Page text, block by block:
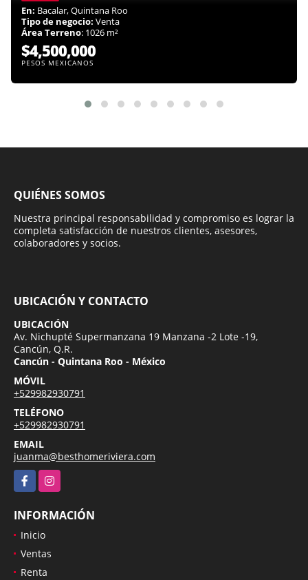
En: Bacalar, Quintana Roo
Tipo de negocio: Venta
Área Terreno: 1026 m²
$4,500,000
PESOS MEXICANOS
QUIÉNES SOMOS
Nuestra principal responsabilidad y compromiso es lograr la
completa satisfacción de nuestros clientes, asesores,
colaboradores y socios.
UBICACIÓN Y CONTACTO
UBICACIÓN
Av. Nichupté Supermanzana 19 Manzana -2 Lote -19,
Cancún, Q.R.
Cancún - Quintana Roo - México
MÓVIL
+529982930791
TELÉFONO
+529982930791
EMAIL
juanma@besthomeriviera.com
FacebookInstagram
INFORMACIÓN
Inicio
Ventas
Renta